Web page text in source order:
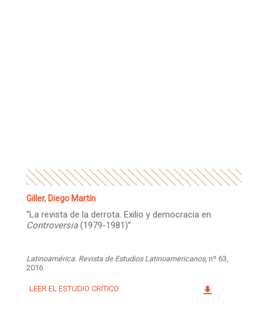
Giller, Diego Martín
“La revista de la derrota. Exilio y democracia en
Controversia(1979-1981)”
Latinoamérica. Revista de Estudios Latinoamericanos, nº 63,
2016
LEER EL ESTUDIO CRÍTICO